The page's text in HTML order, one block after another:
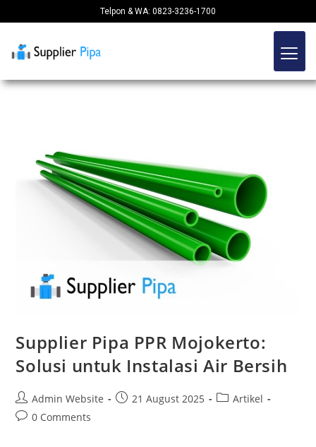
Telpon & WA: 0823-3236-1700
Supplier Pipa PPR Mojokerto:
Solusi untuk Instalasi Air Bersih
Admin Website 21 August 2025
Artikel
0 Comments